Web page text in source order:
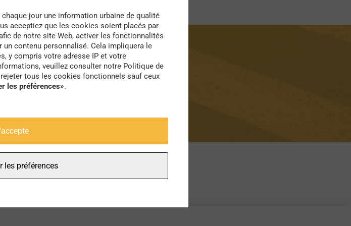
jour une information urbaine de qualité
acceptiez que les cookies soient placés par
de notre site Web, activer les fonctionnalités
un contenu personnalisé. Cela impliquera le
y compris votre adresse IP et votre
veuillez consulter notre Politique de
tous les cookies fonctionnels sauf ceux
les préférences».
les préférences